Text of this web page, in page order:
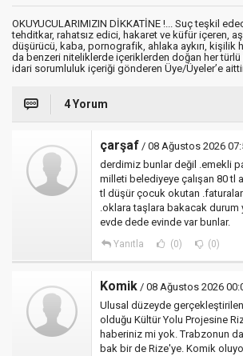
OKUYUCULARIMIZIN DİKKATİNE !... Suç teşkil
tehditkar, rahatsız edici, hakaret ve küfür içeren,
düşürücü, kaba, pornografik, ahlaka aykırı, kişilik
da benzeri niteliklerde içeriklerden doğan her türlü
idari sorumluluk içeriği gönderen Üye/Üyeler’e
4 Yorum
çarşaf / 08 Ağustos 2026
derdimiz bunlar değil .emekli
milleti belediyeye çalışan 80 tl
tl düşür çocuk okutan
.oklara taşlara bakacak durum
evde dede evinde var bunlar.
Yanıtla (0) (0)
Komik / 08 Ağustos 2026
Ulusal düzeyde
olduğu Kültür Yolu Projesine
haberiniz mi yok. Trabzonun
bak bir de Rize'ye. Komik